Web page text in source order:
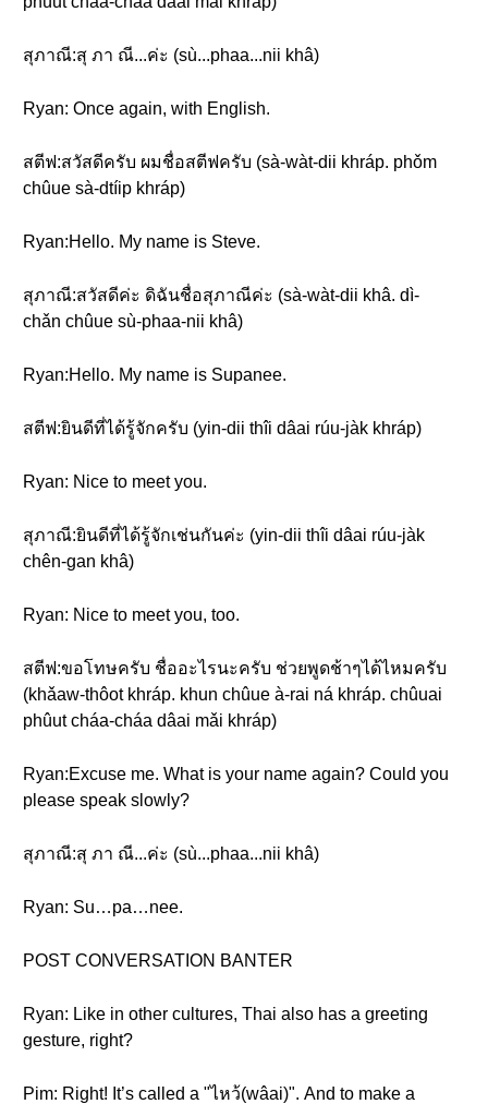
สุภาณี:สุ ภา ณี...ค่ะ (sù...phaa...nii khâ)
Ryan: Once again, with English.
สตีฟ:สวัสดีครับ ผมชื่อสตีฟครับ (sà-wàt-dii khráp. phǒm
chûue sà-dtíip khráp)
Ryan:Hello. My name is Steve.
สุภาณี:สวัสดีค่ะ ดิฉันชื่อสุภาณีค่ะ (sà-wàt-dii khâ. dì-
chǎn chûue sù-phaa-nii khâ)
Ryan:Hello. My name is Supanee.
สตีฟ:ยินดีที่ได้รู้จักครับ (yin-dii thîi dâai rúu-jàk khráp)
Ryan: Nice to meet you.
สุภาณี:ยินดีที่ได้รู้จักเช่นกันค่ะ (yin-dii thîi dâai rúu-jàk
chên-gan khâ)
Ryan: Nice to meet you, too.
สตีฟ:ขอโทษครับ ชื่ออะไรนะครับ ช่วยพูดช้าๆได้ไหมครับ
(khǎaw-thôot khráp. khun chûue à-rai ná khráp. chûuai
phûut cháa-cháa dâai mǎi khráp)
Ryan:Excuse me. What is your name again? Could you
please speak slowly?
สุภาณี:สุ ภา ณี...ค่ะ (sù...phaa...nii khâ)
Ryan: Su…pa…nee.
POST CONVERSATION BANTER
Ryan: Like in other cultures, Thai also has a greeting
gesture, right?
Pim: Right! It’s called a "ไหว้(wâai)". And to make a